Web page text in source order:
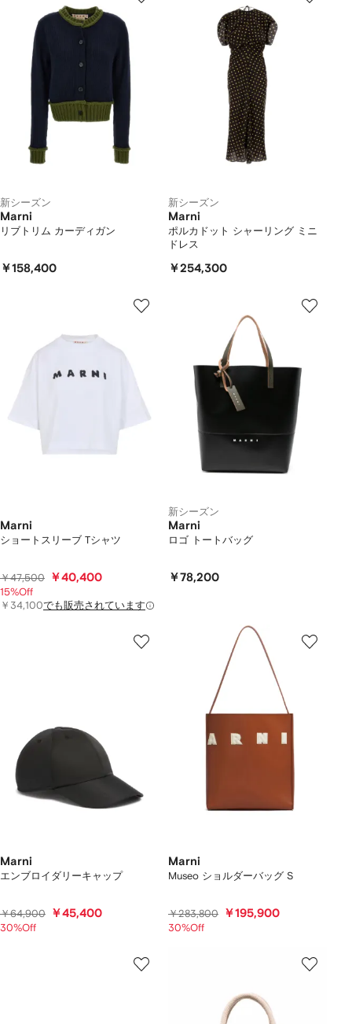
新シーズン
Marni
リブトリム カーディガン
￥158,400
新シーズン
Marni
ポルカドット シャーリング ミニ
ドレス
￥254,300
Marni
ショートスリーブ Tシャツ
￥47,500 ￥40,400
15%Off
￥34,100でも販売されています
新シーズン
Marni
ロゴ トートバッグ
￥78,200
Marni
エンブロイダリーキャップ
￥64,900 ￥45,400
30%Off
Marni
Museo ショルダーバッグ S
￥283,800 ￥195,900
30%Off